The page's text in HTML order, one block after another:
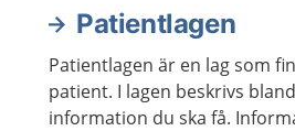
Patientlagen
Patientlagen är en lag som
patient. I lagen beskrivs
information du ska få.